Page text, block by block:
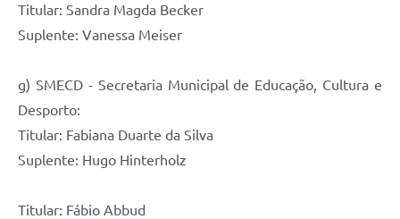
Titular: Sandra Magda Becker
Suplente: Vanessa Meiser
g) SMECD - Secretaria Municipal de Educação, Cultura e
Desporto:
Titular: Fabiana Duarte da Silva
Suplente: Hugo Hinterholz
Titular: Fábio Abbud